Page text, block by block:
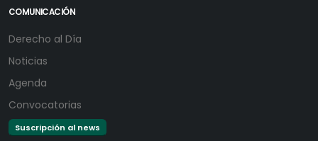
COMUNICACIÓN
Derecho al Día
Noticias
Agenda
Convocatorias
Suscripción al news